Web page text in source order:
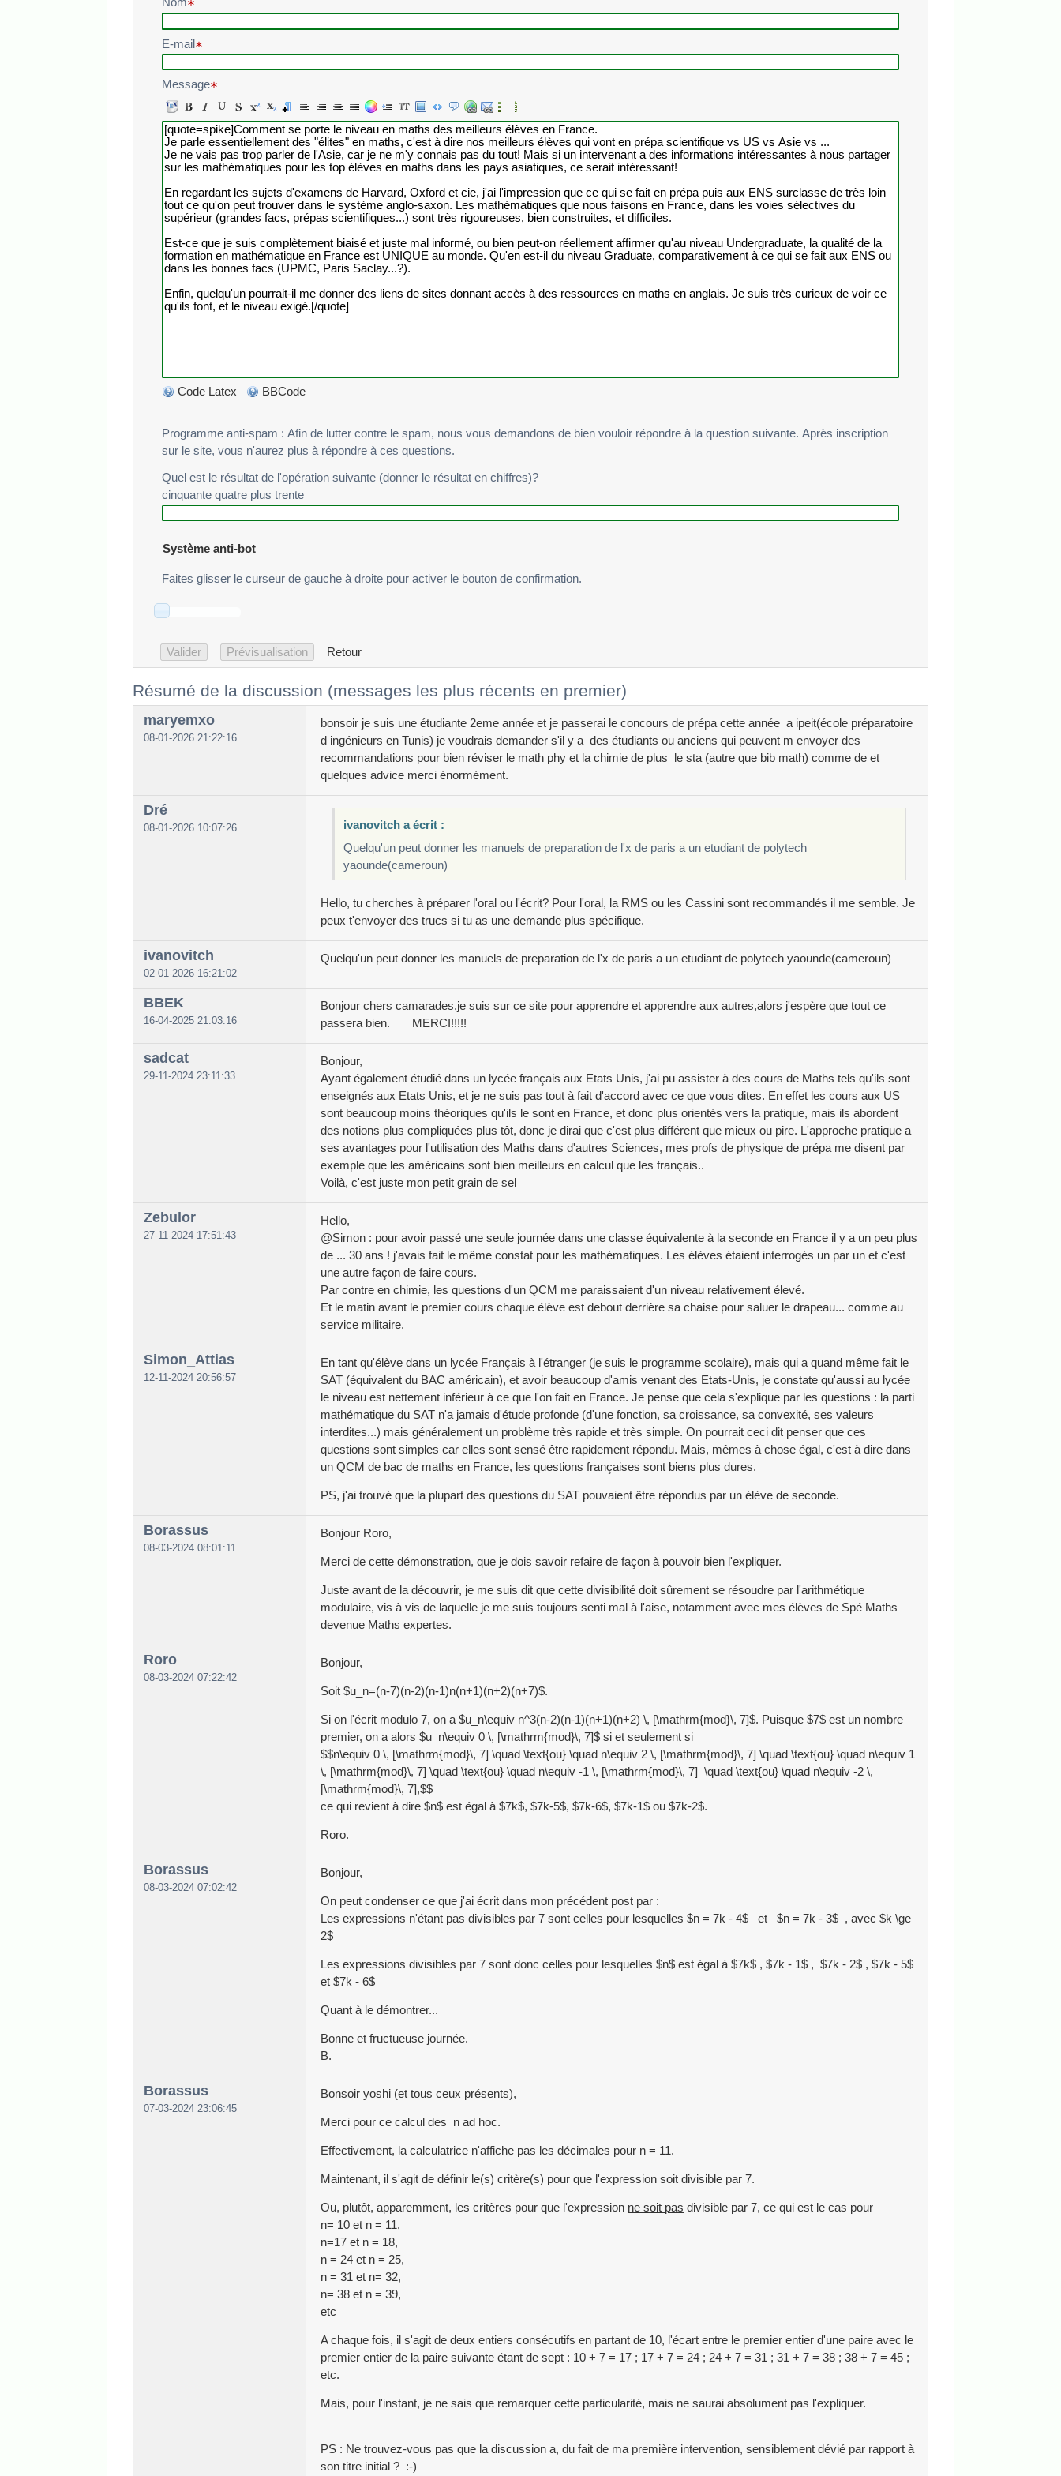
E-mail
Message
Code Latex BBCode
Programme anti-spam : Afin de lutter contre le spam, nous vous demandons de bien vouloir répondre à la question suivante. Après inscription
sur le site, vous n'aurez plus à répondre à ces questions.
Quel est le résultat de l'opération suivante (donner le résultat en chiffres)?
cinquante quatre plus trente
Système anti-bot
Faites glisser le curseur de gauche à droite pour activer le bouton de confirmation.
Retour
Résumé de la discussion (messages les plus récents en premier)
maryemxo
08-01-2026 21:22:16
bonsoir je suis une étudiante 2eme année et je passerai le concours de prépa cette année a ipeit(école préparatoire
d ingénieurs en Tunis) je voudrais demander s'il y a des étudiants ou anciens qui peuvent m envoyer des
recommandations pour bien réviser le math phy et la chimie de plus le sta (autre que bib math) comme de et
quelques advice merci énormément.
Dré
08-01-2026 10:07:26
ivanovitch a écrit :
Quelqu'un peut donner les manuels de preparation de l'x de paris a un etudiant de polytech
yaounde(cameroun)
Hello, tu cherches à préparer l'oral ou l'écrit? Pour l'oral, la RMS ou les Cassini sont recommandés il me semble. Je
peux t'envoyer des trucs si tu as une demande plus spécifique.
ivanovitch
02-01-2026 16:21:02
Quelqu'un peut donner les manuels de preparation de l'x de paris a un etudiant de polytech yaounde(cameroun)
BBEK
16-04-2025 21:03:16
Bonjour chers camarades,je suis sur ce site pour apprendre et apprendre aux autres,alors j'espère que tout ce
passera bien. MERCI!!!!!
sadcat
29-11-2024 23:11:33
Bonjour,
Ayant également étudié dans un lycée français aux Etats Unis, j'ai pu assister à des cours de Maths tels qu'ils sont
enseignés aux Etats Unis, et je ne suis pas tout à fait d'accord avec ce que vous dites. En effet les cours aux US
sont beaucoup moins théoriques qu'ils le sont en France, et donc plus orientés vers la pratique, mais ils abordent
des notions plus compliquées plus tôt, donc je dirai que c'est plus différent que mieux ou pire. L'approche pratique a
ses avantages pour l'utilisation des Maths dans d'autres Sciences, mes profs de physique de prépa me disent par
exemple que les américains sont bien meilleurs en calcul que les français..
Voilà, c'est juste mon petit grain de sel
Zebulor
27-11-2024 17:51:43
Hello,
@Simon : pour avoir passé une seule journée dans une classe équivalente à la seconde en France il y a un peu plus
de ... 30 ans ! j'avais fait le même constat pour les mathématiques. Les élèves étaient interrogés un par un et c'est
une autre façon de faire cours.
Par contre en chimie, les questions d'un QCM me paraissaient d'un niveau relativement élevé.
Et le matin avant le premier cours chaque élève est debout derrière sa chaise pour saluer le drapeau... comme au
service militaire.
Simon_Attias
12-11-2024 20:56:57
En tant qu'élève dans un lycée Français à l'étranger (je suis le programme scolaire), mais qui a quand même fait le
SAT (équivalent du BAC américain), et avoir beaucoup d'amis venant des Etats-Unis, je constate qu'aussi au lycée
le niveau est nettement inférieur à ce que l'on fait en France. Je pense que cela s'explique par les questions : la parti
mathématique du SAT n'a jamais d'étude profonde (d'une fonction, sa croissance, sa convexité, ses valeurs
interdites...) mais généralement un problème très rapide et très simple. On pourrait ceci dit penser que ces
questions sont simples car elles sont sensé être rapidement répondu. Mais, mêmes à chose égal, c'est à dire dans
un QCM de bac de maths en France, les questions françaises sont biens plus dures.
PS, j'ai trouvé que la plupart des questions du SAT pouvaient être répondus par un élève de seconde.
Borassus
08-03-2024 08:01:11
Bonjour Roro,
Merci de cette démonstration, que je dois savoir refaire de façon à pouvoir bien l'expliquer.
Juste avant de la découvrir, je me suis dit que cette divisibilité doit sûrement se résoudre par l'arithmétique
modulaire, vis à vis de laquelle je me suis toujours senti mal à l'aise, notamment avec mes élèves de Spé Maths —
devenue Maths expertes.
Roro
08-03-2024 07:22:42
Bonjour,
Soit $u_n=(n-7)(n-2)(n-1)n(n+1)(n+2)(n+7)$.
Si on l'écrit modulo 7, on a $u_n\equiv n^3(n-2)(n-1)(n+1)(n+2) \, [\mathrm{mod}\, 7]$. Puisque $7$ est un nombre
premier, on a alors $u_n\equiv 0 \, [\mathrm{mod}\, 7]$ si et seulement si
$$n\equiv 0 \, [\mathrm{mod}\, 7] \quad \text{ou} \quad n\equiv 2 \, [\mathrm{mod}\, 7] \quad \text{ou} \quad n\equiv 1
\, [\mathrm{mod}\, 7] \quad \text{ou} \quad n\equiv -1 \, [\mathrm{mod}\, 7] \quad \text{ou} \quad n\equiv -2 \,
[\mathrm{mod}\, 7],$$
ce qui revient à dire $n$ est égal à $7k$, $7k-5$, $7k-6$, $7k-1$ ou $7k-2$.
Roro.
Borassus
08-03-2024 07:02:42
Bonjour,
On peut condenser ce que j'ai écrit dans mon précédent post par :
Les expressions n'étant pas divisibles par 7 sont celles pour lesquelles $n = 7k - 4$ et $n = 7k - 3$ , avec $k \ge
2$
Les expressions divisibles par 7 sont donc celles pour lesquelles $n$ est égal à $7k$ , $7k - 1$ , $7k - 2$ , $7k - 5$
et $7k - 6$
Quant à le démontrer...
Bonne et fructueuse journée.
B.
Borassus
07-03-2024 23:06:45
Bonsoir yoshi (et tous ceux présents),
Merci pour ce calcul des n ad hoc.
Effectivement, la calculatrice n'affiche pas les décimales pour n = 11.
Maintenant, il s'agit de définir le(s) critère(s) pour que l'expression soit divisible par 7.
Ou, plutôt, apparemment, les critères pour que l'expression ne soit pas divisible par 7, ce qui est le cas pour
n= 10 et n = 11,
n=17 et n = 18,
n = 24 et n = 25,
n = 31 et n= 32,
n= 38 et n = 39,
etc
A chaque fois, il s'agit de deux entiers consécutifs en partant de 10, l'écart entre le premier entier d'une paire avec le
premier entier de la paire suivante étant de sept : 10 + 7 = 17 ; 17 + 7 = 24 ; 24 + 7 = 31 ; 31 + 7 = 38 ; 38 + 7 = 45 ;
etc.
Mais, pour l'instant, je ne sais que remarquer cette particularité, mais ne saurai absolument pas l'expliquer.
PS : Ne trouvez-vous pas que la discussion a, du fait de ma première intervention, sensiblement dévié par rapport à
son titre initial ? :-)